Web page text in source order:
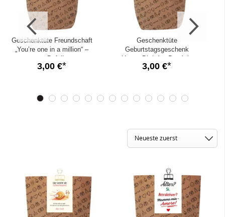
Geschenktüte Freundschaft
„You’re one in a million“ –
zum Befüllen
3,00 €
Geschenktüte
Geburtstagsgeschenk
„Happy Birthday Bestie“ –
zum Befüllen
3,00 €